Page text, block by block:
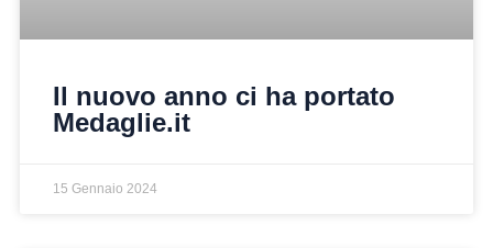
Il nuovo anno ci ha portato
Medaglie.it
15 Gennaio 2024